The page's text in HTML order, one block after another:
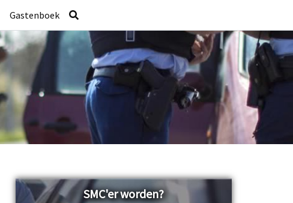
Gastenboek
SMC'er worden?